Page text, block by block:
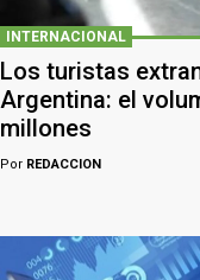
INTERNACIONAL
Los turistas
Argentina: el
millones
Por REDACCION